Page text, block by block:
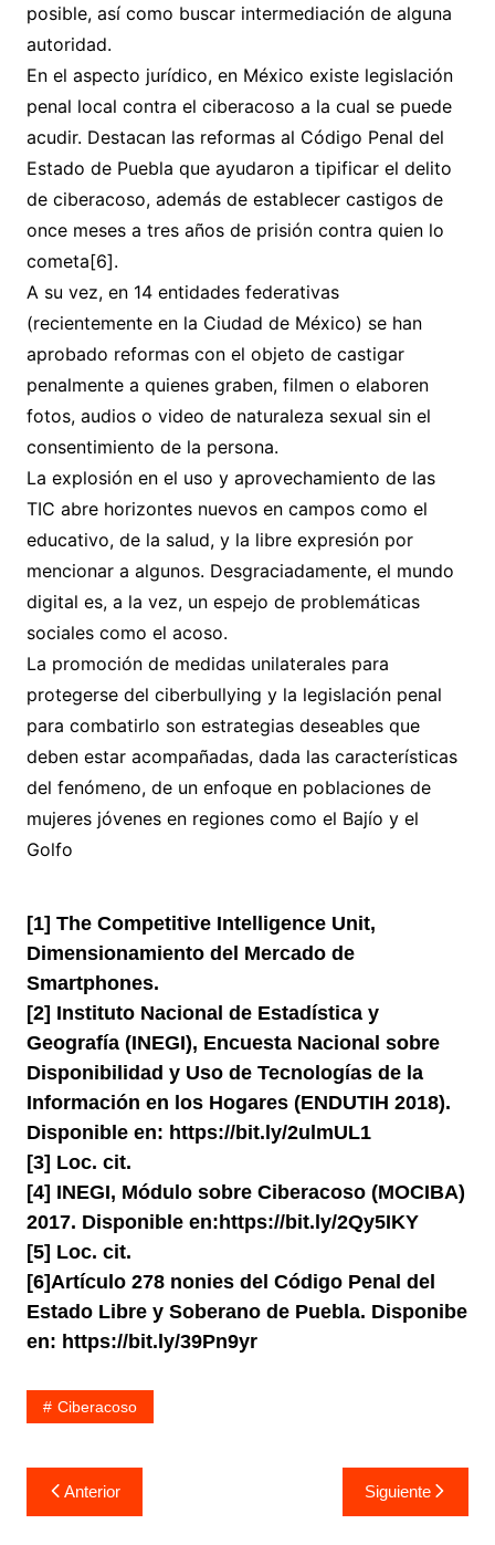
posible, así como buscar intermediación de alguna
autoridad.
En el aspecto jurídico, en México existe legislación
penal local contra el ciberacoso a la cual se puede
acudir. Destacan las reformas al Código Penal del
Estado de Puebla que ayudaron a tipificar el delito
de ciberacoso, además de establecer castigos de
once meses a tres años de prisión contra quien lo
cometa[6].
A su vez, en 14 entidades federativas
(recientemente en la Ciudad de México) se han
aprobado reformas con el objeto de castigar
penalmente a quienes graben, filmen o elaboren
fotos, audios o video de naturaleza sexual sin el
consentimiento de la persona.
La explosión en el uso y aprovechamiento de las
TIC abre horizontes nuevos en campos como el
educativo, de la salud, y la libre expresión por
mencionar a algunos. Desgraciadamente, el mundo
digital es, a la vez, un espejo de problemáticas
sociales como el acoso.
La promoción de medidas unilaterales para
protegerse del ciberbullying y la legislación penal
para combatirlo son estrategias deseables que
deben estar acompañadas, dada las características
del fenómeno, de un enfoque en poblaciones de
mujeres jóvenes en regiones como el Bajío y el
Golfo
[1] The Competitive Intelligence Unit,
Dimensionamiento del Mercado de
Smartphones.
[2] Instituto Nacional de Estadística y
Geografía (INEGI), Encuesta Nacional sobre
Disponibilidad y Uso de Tecnologías de la
Información en los Hogares (ENDUTIH 2018).
Disponible en: https://bit.ly/2ulmUL1
[3] Loc. cit.
[4] INEGI, Módulo sobre Ciberacoso (MOCIBA)
2017. Disponible en:https://bit.ly/2Qy5IKY
[5] Loc. cit.
[6]Artículo 278 nonies del Código Penal del
Estado Libre y Soberano de Puebla. Disponibe
en: https://bit.ly/39Pn9yr
Ciberacoso
Navegación
de
Anterior Siguiente